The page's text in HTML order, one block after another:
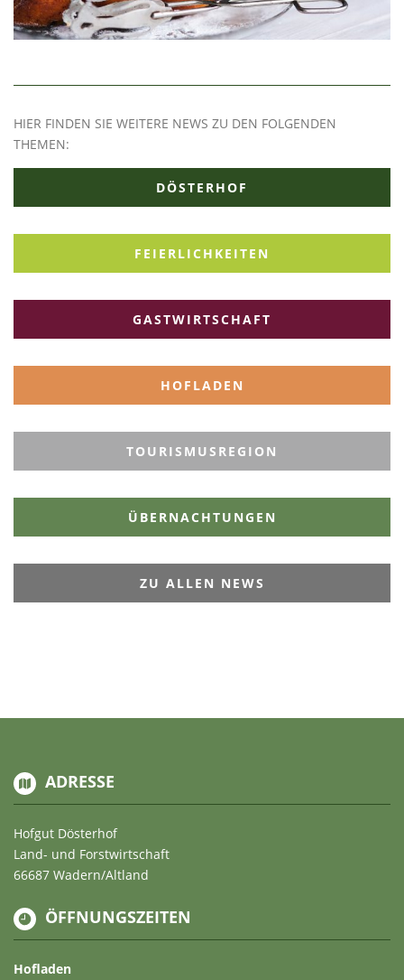
HIER FINDEN SIE WEITERE NEWS ZU DEN FOLGENDEN
THEMEN:
DÖSTERHOF
FEIERLICHKEITEN
GASTWIRTSCHAFT
HOFLADEN
TOURISMUSREGION
ÜBERNACHTUNGEN
ZU ALLEN NEWS
ADRESSE
Hofgut Dösterhof
Land- und Forstwirtschaft
66687 Wadern/Altland
ÖFFNUNGSZEITEN
Hofladen